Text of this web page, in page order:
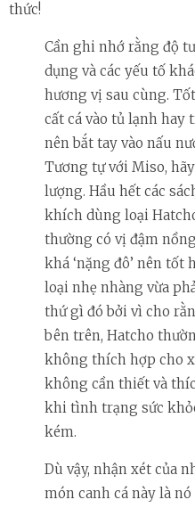
thức!
Cần ghi nhớ rằng độ
dụng và các yếu tố
hương vị sau cùng.
cất cá vào tủ lạnh hay
nên bắt tay vào nấu
Tương tự với Miso,
lượng. Hầu hết các
khích dùng loại
thường có vị đậm
khá ‘nặng đô’ nên
loại nhẹ nhàng vừa
thứ gì đó bởi vì cho
bên trên, Hatcho
không thích hợp cho
không cần thiết và
khi tình trạng sức
kém.
Dù vậy, nhận xét của
món canh cá này là